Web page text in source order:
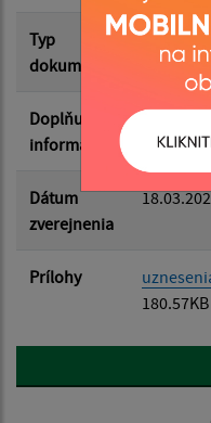
Filtrovať
Typ
dokumentu
Doplňujúce
informácie
Dátum
zverejnenia
Prílohy
180.57KB